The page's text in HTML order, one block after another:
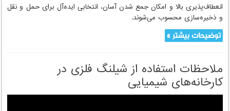
شیلنگ‌های تخت یکی از پرکاربردترین انواع شیلنگ‌ها در حوزه‌های مختلف،
از جمله آتش‌نشانی و کشاورزی هستند. این شیلنگ‌ها به دلیل طراحی خاص،
انعطاف‌پذیری بالا و امکان جمع شدن آسان، انتخابی ایده‌آل برای حمل و نقل
و ذخیره‌سازی محسوب می‌شوند.